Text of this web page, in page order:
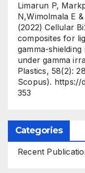
Limarun P,
N,Wimolmala E
(2022) Cellular
composites for
gamma-
under gamma
Plastics, 58(2):
Scopus). https://
353
Categories
Recent